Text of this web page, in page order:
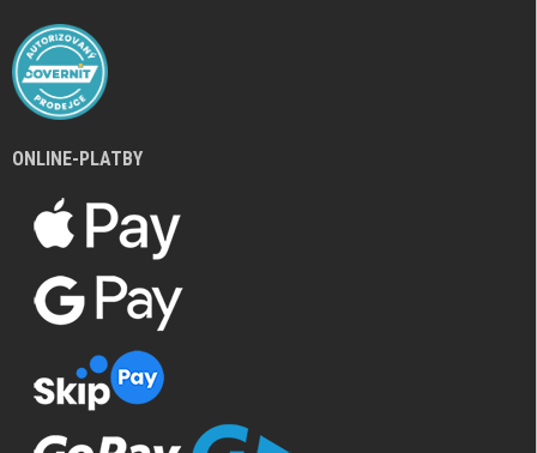
ONLINE-PLATBY